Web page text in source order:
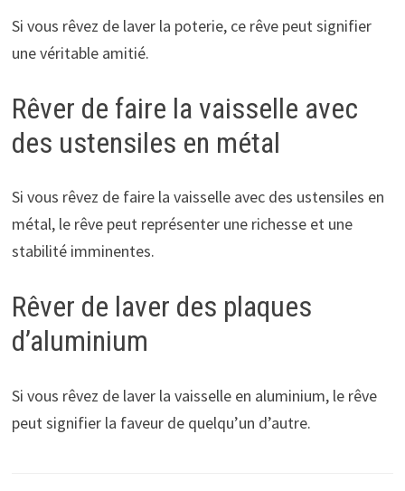
Si vous rêvez de laver la poterie, ce rêve peut signifier
une véritable amitié.
Rêver de faire la vaisselle avec
des ustensiles en métal
Si vous rêvez de faire la vaisselle avec des ustensiles en
métal, le rêve peut représenter une richesse et une
stabilité imminentes.
Rêver de laver des plaques
d’aluminium
Si vous rêvez de laver la vaisselle en aluminium, le rêve
peut signifier la faveur de quelqu’un d’autre.